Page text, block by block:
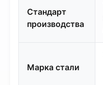
Стандарт
производства
Марка стали